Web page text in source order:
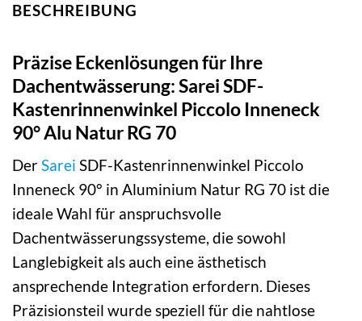
BESCHREIBUNG
Präzise Eckenlösungen für Ihre
Dachentwässerung: Sarei SDF-
Kastenrinnenwinkel Piccolo Inneneck
90° Alu Natur RG 70
DerSarei SDF-Kastenrinnenwinkel Piccolo
Inneneck 90° in Aluminium Natur RG 70 ist die
ideale Wahl für anspruchsvolle
Dachentwässerungssysteme, die sowohl
Langlebigkeit als auch eine ästhetisch
ansprechende Integration erfordern. Dieses
Präzisionsteil wurde speziell für die nahtlose